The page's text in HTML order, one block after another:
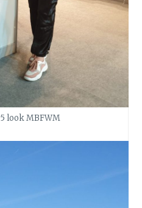
5 look MBFWM